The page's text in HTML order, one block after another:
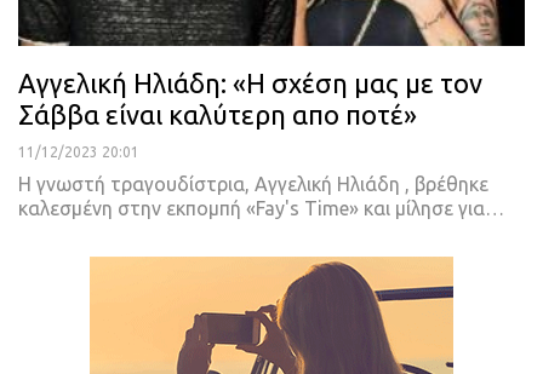
Αγγελική Ηλιάδη: «Η σχέση μας με τον
Σάββα είναι καλύτερη απο ποτέ»
11/12/2023 20:01
Η γνωστή τραγουδίστρια, Αγγελική Ηλιάδη , βρέθηκε
καλεσμένη στην εκπομπή «Fay's Time» και μίλησε για…